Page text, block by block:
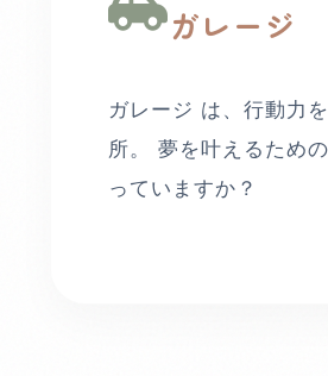
ガレージ
ガレージ は、行動力
所。 夢を叶えるため
っていますか？